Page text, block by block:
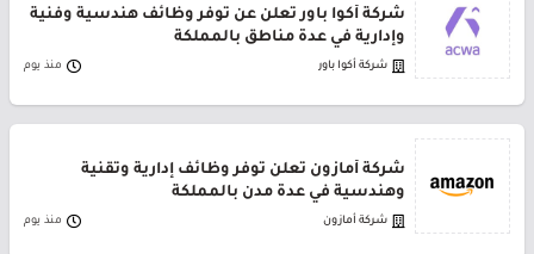
شركة أكوا باور تعلن عن توفر وظائف هندسية وفنية
وإدارية في عدة مناطق بالمملكة
شركة أكوا باور منذ يوم
شركة أمازون تعلن توفر وظائف إدارية وتقنية
وهندسية في عدة مدن بالمملكة
شركة أمازون منذ يوم